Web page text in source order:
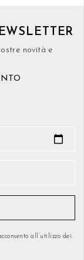
novità e
all’utilizzo dei